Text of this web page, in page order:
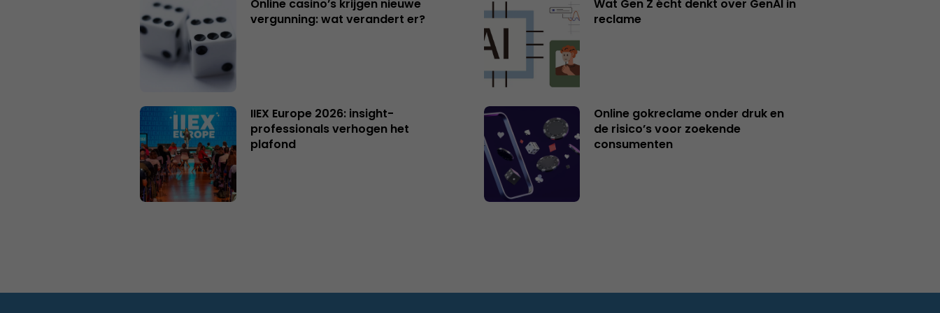
Online casino’s krijgen nieuwe
vergunning: wat verandert er?
Wat Gen Z écht denkt over GenAI in
reclame
IIEX Europe 2026: insight-
professionals verhogen het
plafond
Online gokreclame onder druk en
de risico’s voor zoekende
consumenten